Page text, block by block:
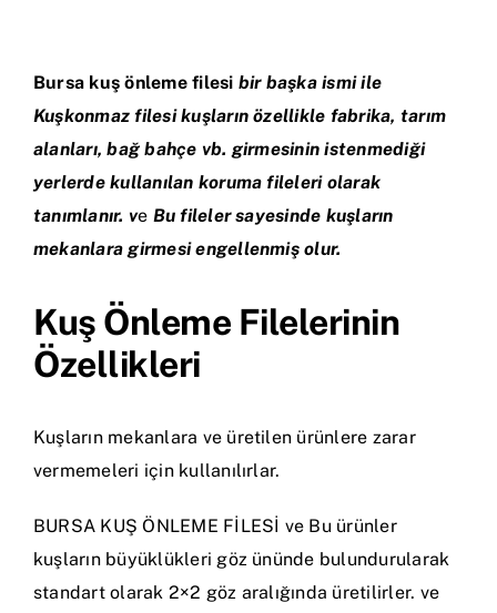
Bursa kuş önleme filesi bir başka ismi ile
Kuşkonmaz filesi kuşların özellikle fabrika, tarım
alanları, bağ bahçe vb. girmesinin istenmediği
yerlerde kullanılan koruma fileleri olarak
tanımlanır. ve Bu fileler sayesinde kuşların
mekanlara girmesi engellenmiş olur.
Kuş Önleme Filelerinin
Özellikleri
Kuşların mekanlara ve üretilen ürünlere zarar
vermemeleri için kullanılırlar.
BURSA KUŞ ÖNLEME FİLESİ ve Bu ürünler
kuşların büyüklükleri göz ününde bulundurularak
standart olarak 2×2 göz aralığında üretilirler. ve